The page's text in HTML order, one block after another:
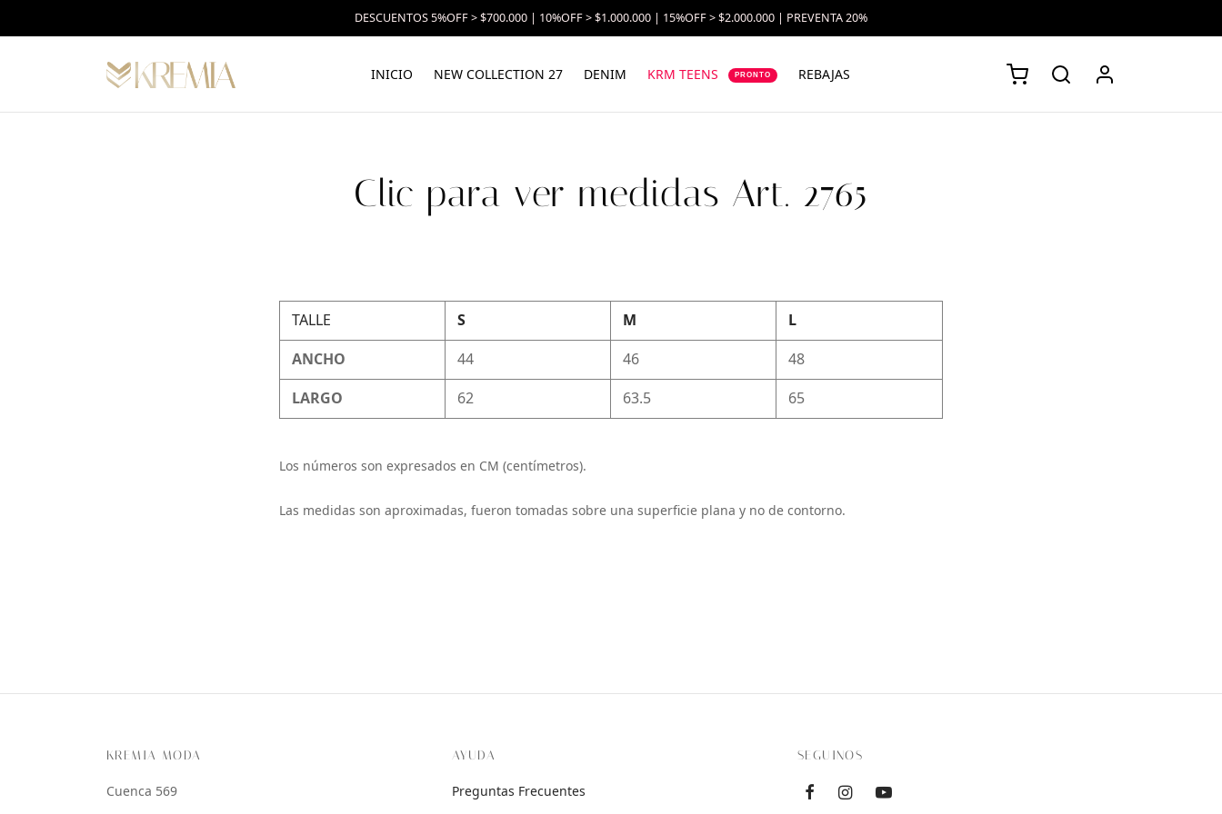
DESCUENTOS 5%OFF > $700.000 | 10%OFF > $1.000.000 | 15%OFF > $2.000.000 | PREVENTA 20%
INICIO NEW COLLECTION 27 DENIM KRM TEENS PRONTO REBAJAS
Clic para ver medidas Art. 2765
TALLE S M
L
ANCHO
44 46
48
LARGO
62 63.5 65
Los números son expresados en CM (centímetros).
Las medidas son aproximadas, fueron tomadas sobre una superficie plana y no de contorno.
KREMIA MODA
Cuenca 569
AYUDA
Preguntas Frecuentes
SEGUINOS